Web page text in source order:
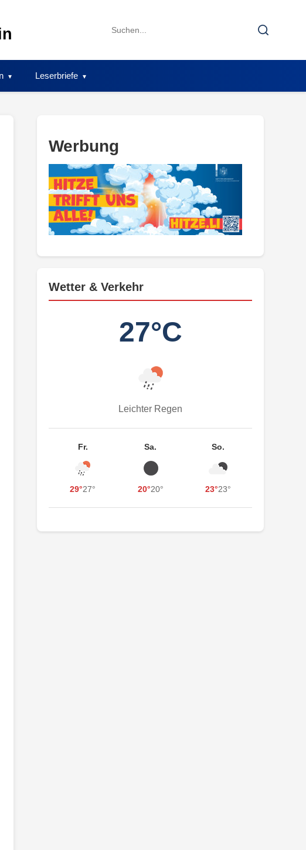
Search
Search
Leserbriefe
Werbung
Wetter & Verkehr
27°C
Leichter Regen
Fr.
29°27°
Sa.
20°20°
So.
23°23°